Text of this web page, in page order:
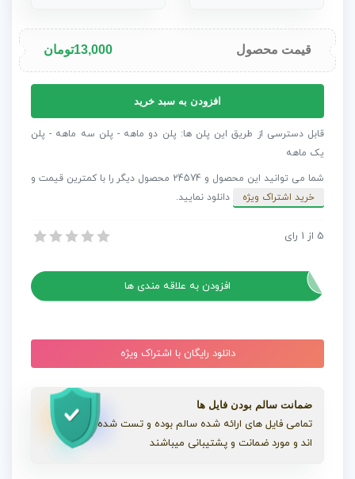
قیمت محصول 13,000تومان
تیزر
Abstract
عدد
افزودن به سبد خرید
قابل دسترسی از طریق این پلن ها: پلن دو ماهه - پلن سه ماهه - پلن
یک ماهه
شما می توانید این محصول و 24574 محصول دیگر را با کمترین قیمت و
خرید اشتراک ویژه
دانلود نمایید.
آهنگ مخصوص تیزر Abstract Powerful Beat
5 از 1 رای
افزودن به علاقه مندی ها
دانلود رایگان با اشتراک ویژه
ضمانت سالم بودن فایل ها
تمامی فایل های ارائه شده سالم بوده و تست شده
اند و مورد ضمانت و پشتیبانی میباشند